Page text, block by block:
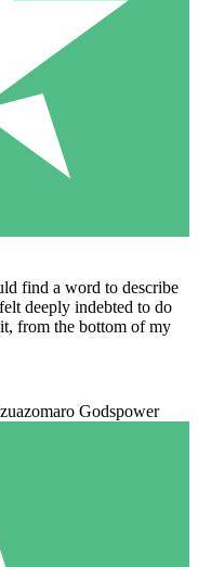
find a word to describe
deeply indebted to do
from the bottom of my
Godspower